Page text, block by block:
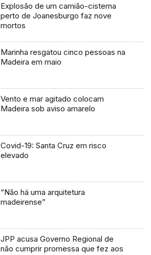
Explosão de um camião-cisterna
perto de Joanesburgo faz nove
mortos
Marinha resgatou cinco pessoas na
Madeira em maio
Vento e mar agitado colocam
Madeira sob aviso amarelo
Covid-19: Santa Cruz em risco
elevado
“Não há uma arquitetura
madeirense”
JPP acusa Governo Regional de
não cumprir promessa que fez aos